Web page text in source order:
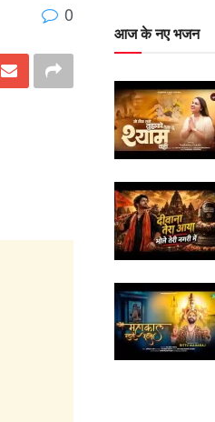
0
आज के नए भजन